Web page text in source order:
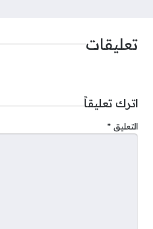
تعليقات
اترك تعليقاً
التعليق *